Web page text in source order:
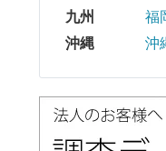
九州
福
沖縄
沖